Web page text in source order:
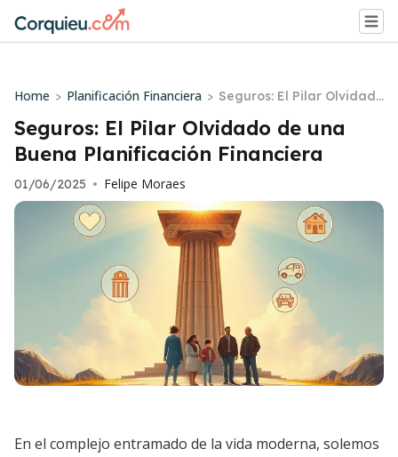
Home > Planificación Financiera > Seguros: El Pilar Olvidado
de una Buena Planificaci
ón Financiera
Seguros: El Pilar Olvidado de una
Buena Planificación Financiera
01/06/2025 • Felipe Moraes
En el complejo entramado de la vida moderna, solemos